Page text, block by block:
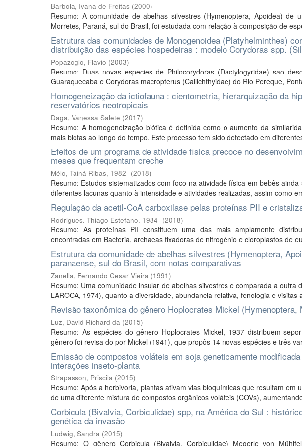
Barbola, Ivana de Freitas (2000)
Resumo: A comunidade de abelhas silvestres (Hymenoptera, Apoidea)
Morretes, Paraná, sul do Brasil, foi estudada com relação à composição de
Estrutura das comunidades de Monogenoidea (Platyhelminthes)
distribuição das espécies hospedeiras : modelo Corydoras spp.
Popazoglo, Flavio (2003)
Resumo: Duas novas especies de Philocorydoras (Dactylogyridae) sao
Guaraquecaba e Corydoras macropterus (Callichthyidae) do Rio Pereque,
Homogeneização da ictiofauna : cientometria, hierarquização da
reservatórios neotropicais
Daga, Vanessa Salete (2017)
Resumo: A homogeneização biótica é definida como o aumento da
mais biotas ao longo do tempo. Este processo tem sido detectado em
Efeitos de um programa de atividade física precoce no
meses que frequentam creche
Mélo, Tainá Ribas, 1982- (2018)
Resumo: Estudos sistematizados com foco na atividade física em bebês
diferentes lacunas quanto à intensidade e atividades realizadas, assim como
Regulação da acetil-CoA carboxilase pelas proteínas PII e
Rodrigues, Thiago Estefano, 1984- (2018)
Resumo: As proteínas PII constituem uma das mais amplamente
encontradas em Bacteria, archaeas fixadoras de nitrogênio e cloroplastos de
Estrutura da comunidade de abelhas silvestres (Hymenoptera,
paranaense, sul do Brasil, com notas comparativas
Zanella, Fernando Cesar Vieira (1991)
Resumo: Uma comunidade insular de abelhas silvestres e comparada a
LAROCA, 1974), quanto a diversidade, abundancia relativa, fenologia e visitas
Revisão taxonômica do gênero Hoplocrates Mickel (Hymenoptera,
Luz, David Richard da (2015)
Resumo: As espécies do gênero Hoplocrates Mickel, 1937 distribuem-
gênero foi revisa do por Mickel (1941), que propôs 14 novas espécies e três
Emissão de compostos voláteis em soja geneticamente
interações inseto-planta
Strapasson, Priscila (2015)
Resumo: Após a herbivoria, plantas ativam vias bioquímicas que resultam em
de uma diferente mistura de compostos orgânicos voláteis (COVs),
Corbicula (Bivalvia, Corbiculidae) spp, na América do Sul :
genética da invasão
Ludwig, Sandra (2015)
Resumo: O gênero Corbicula (Bivalvia, Corbiculidae) Megerle von